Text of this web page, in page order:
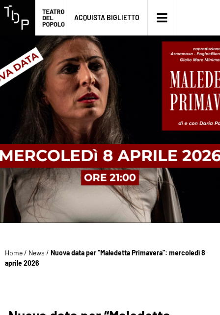
ACQUISTA BIGLIETTO
Home/ News / Nuova data per “Maledetta Primavera”: mercoledì 8
aprile 2026